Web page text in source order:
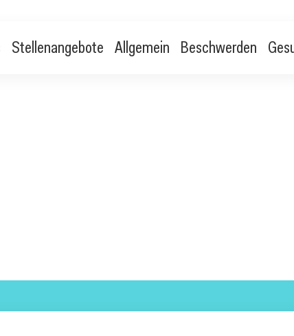
Stellenangebote Allgemein Beschwerden